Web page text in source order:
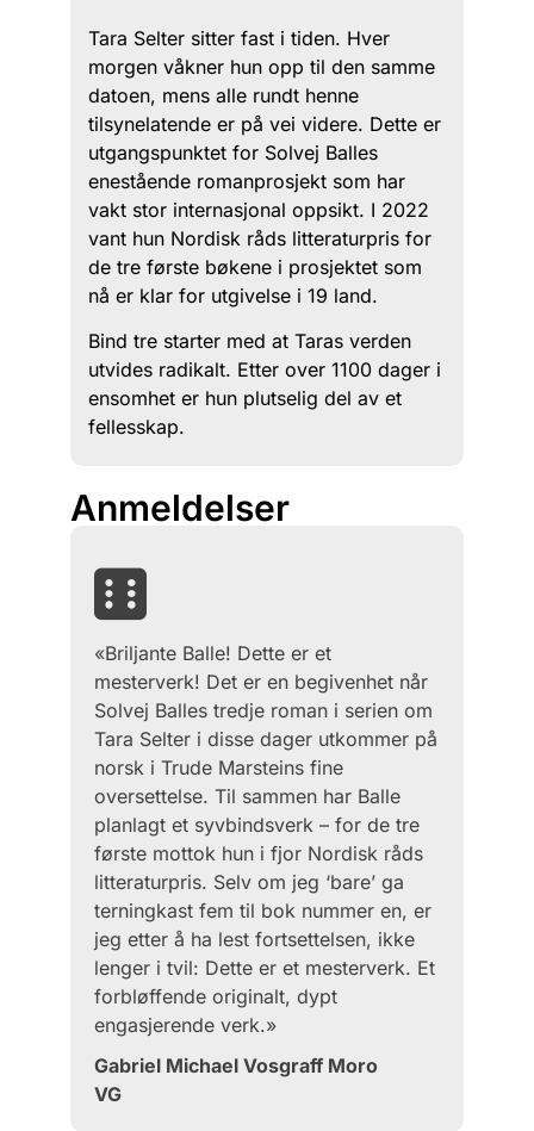
Tara Selter sitter fast i tiden. Hver
morgen våkner hun opp til den samme
datoen, mens alle rundt henne
tilsynelatende er på vei videre. Dette er
utgangspunktet for Solvej Balles
enestående romanprosjekt som har
vakt stor internasjonal oppsikt. I 2022
vant hun Nordisk råds litteraturpris for
de tre første bøkene i prosjektet som
nå er klar for utgivelse i 19 land.
Bind tre starter med at Taras verden
utvides radikalt. Etter over 1100 dager i
ensomhet er hun plutselig del av et
fellesskap.
Anmeldelser
«Briljante Balle! Dette er et
mesterverk! Det er en begivenhet når
Solvej Balles tredje roman i serien om
Tara Selter i disse dager utkommer på
norsk i Trude Marsteins fine
oversettelse. Til sammen har Balle
planlagt et syvbindsverk – for de tre
første mottok hun i fjor Nordisk råds
litteraturpris. Selv om jeg ‘bare’ ga
terningkast fem til bok nummer en, er
jeg etter å ha lest fortsettelsen, ikke
lenger i tvil: Dette er et mesterverk. Et
forbløffende originalt, dypt
engasjerende verk.»
Gabriel Michael Vosgraff Moro
VG